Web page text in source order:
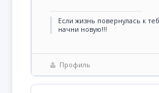
Если жизнь повернулась к
начни новую!!!
Профиль